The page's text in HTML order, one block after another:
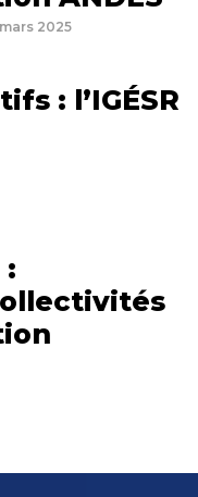
2025
: l’IGÉSR
: